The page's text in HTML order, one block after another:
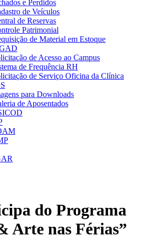
e Perdidos
de Veículos
de Reservas
Patrimonial
de Material em Estoque
de Acesso ao Campus
de Frequência RH
de Serviço Oficina da Clínica
para Downloads
de Aposentados
do Programa
Arte nas Férias”